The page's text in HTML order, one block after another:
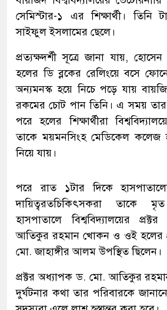
সেমিস্টার-১ এর শিক্ষার্থী। তিনি
সাইফুল ইসলামের ছেলে।
প্রত্যক্ষদর্শী সূত্রে জানা যায়,
হলের ডি ব্লকের রেলিংয়ে বসে
অন্যমনস্ক হয়ে নিচে পড়ে যায়
রকমের চোট পান তিনি। এ সময় তার
পরে হলের শিক্ষার্থীরা
তাকে ময়মনসিংহ মেডিকেল কলেজ
নিয়ে যায়।
পরে রাত ১টার দিকে
দায়িত্বরতচিকিৎসকরা তাকে
হাসপাতালে বিশ্ববিদ্যালয়ের
আতিকুর রহমান খোকন ও ওই হলের
মো. জাহাঙ্গীর আলম উপস্থিত ছিলেন।
প্রক্টর অধ্যাপক ড. মো. আতিকুর
দুর্ঘটনার কথা তার পরিবারকে